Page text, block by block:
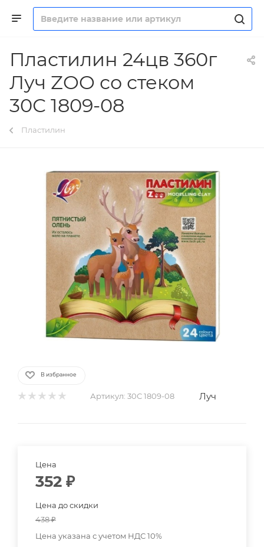
Пластилин 24цв 360г
Луч ZOO со стеком
30С 1809-08
Пластилин
В избранное
Артикул: 30С 1809-08 Луч
Цена
352 ₽
Цена до скидки
438₽
Цена указана с учетом НДС 10%